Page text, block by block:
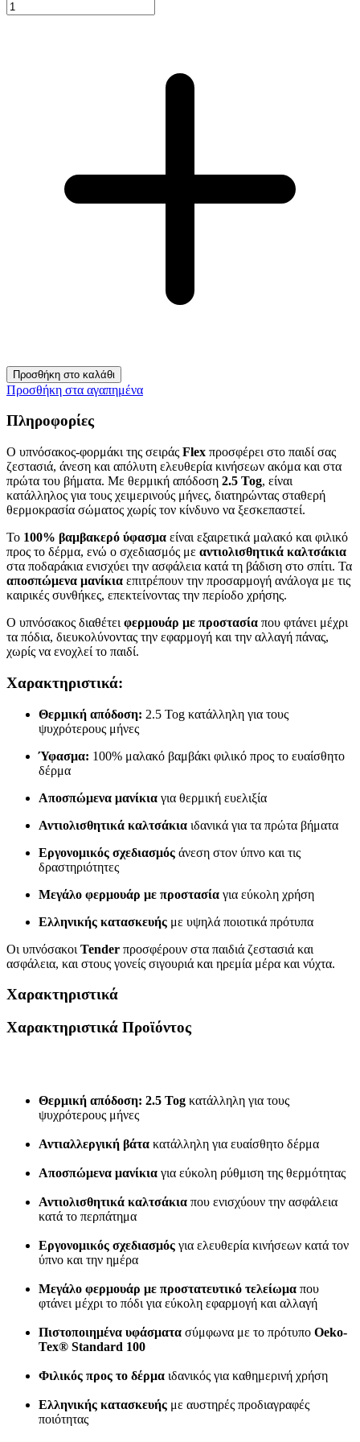
Προσθήκη στο καλάθι
Προσθήκη στα αγαπημένα
Πληροφορίες
Ο υπνόσακος-φορμάκι της σειράς Flex προσφέρει στο παιδί σας
ζεστασιά, άνεση και απόλυτη ελευθερία κινήσεων ακόμα και στα
πρώτα του βήματα. Με θερμική απόδοση 2.5 Tog, είναι
κατάλληλος για τους χειμερινούς μήνες, διατηρώντας σταθερή
θερμοκρασία σώματος χωρίς τον κίνδυνο να ξεσκεπαστεί.
Το 100% βαμβακερό ύφασμα είναι εξαιρετικά μαλακό και φιλικό
προς το δέρμα, ενώ ο σχεδιασμός με αντιολισθητικά καλτσάκια
στα ποδαράκια ενισχύει την ασφάλεια κατά τη βάδιση στο σπίτι. Τα
αποσπώμενα μανίκια επιτρέπουν την προσαρμογή ανάλογα με τις
καιρικές συνθήκες, επεκτείνοντας την περίοδο χρήσης.
Ο υπνόσακος διαθέτει φερμουάρ με προστασία που φτάνει μέχρι
τα πόδια, διευκολύνοντας την εφαρμογή και την αλλαγή πάνας,
χωρίς να ενοχλεί το παιδί.
Χαρακτηριστικά:
Θερμική απόδοση: 2.5 Tog κατάλληλη για τους
ψυχρότερους μήνες
Ύφασμα: 100% μαλακό βαμβάκι φιλικό προς το ευαίσθητο
δέρμα
Αποσπώμενα μανίκια για θερμική ευελιξία
Αντιολισθητικά καλτσάκια ιδανικά για τα πρώτα βήματα
Εργονομικός σχεδιασμός άνεση στον ύπνο και τις
δραστηριότητες
Μεγάλο φερμουάρ με προστασία για εύκολη χρήση
Ελληνικής κατασκευής με υψηλά ποιοτικά πρότυπα
Οι υπνόσακοι Tender προσφέρουν στα παιδιά ζεστασιά και
ασφάλεια, και στους γονείς σιγουριά και ηρεμία μέρα και νύχτα.
Χαρακτηριστικά
Χαρακτηριστικά Προϊόντος
Θερμική απόδοση: 2.5 Tog κατάλληλη για τους
ψυχρότερους μήνες
Αντιαλλεργική βάτα κατάλληλη για ευαίσθητο δέρμα
Αποσπώμενα μανίκια για εύκολη ρύθμιση της θερμότητας
Αντιολισθητικά καλτσάκια που ενισχύουν την ασφάλεια
κατά το περπάτημα
Εργονομικός σχεδιασμός για ελευθερία κινήσεων κατά τον
ύπνο και την ημέρα
Μεγάλο φερμουάρ με προστατευτικό τελείωμα που
φτάνει μέχρι το πόδι για εύκολη εφαρμογή και αλλαγή
Πιστοποιημένα υφάσματα σύμφωνα με το πρότυπο Oeko-
Tex® Standard 100
Φιλικός προς το δέρμα ιδανικός για καθημερινή χρήση
Ελληνικής κατασκευής με αυστηρές προδιαγραφές
ποιότητας